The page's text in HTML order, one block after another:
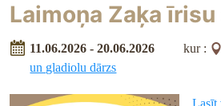
Laimoņa Zaķa
11.06.2026 - 20.06.2026 kur :
un gladiolu dārzs
Lasīt